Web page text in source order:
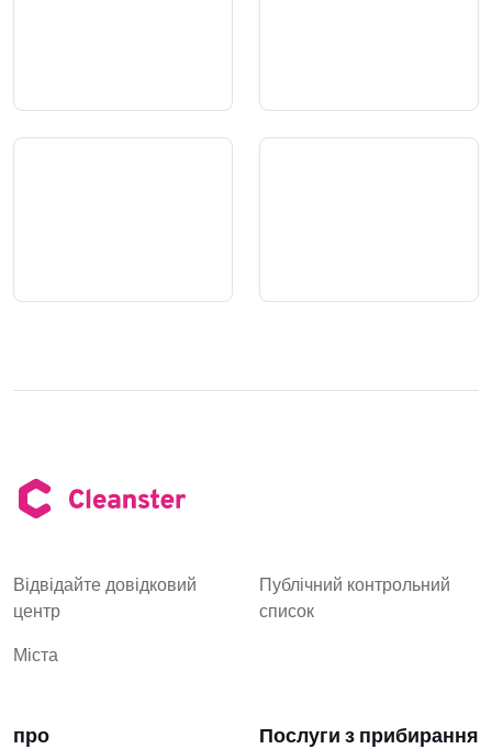
Відвідайте довідковий
центр
Публічний контрольний
список
Міста
про Послуги з прибирання